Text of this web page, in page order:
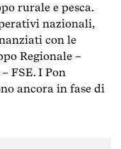
rurale e pesca.
nazionali,
con le
Regionale –
FSE. I Pon
ancora in fase di